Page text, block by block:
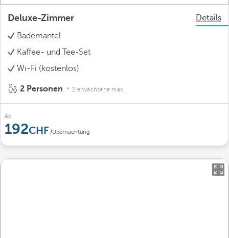
Deluxe-Zimmer
Details
Bademantel
Kaffee- und Tee-Set
Wi-Fi (kostenlos)
2 Personen 2 erwachsene max.
Ab
192 /Übernachtung